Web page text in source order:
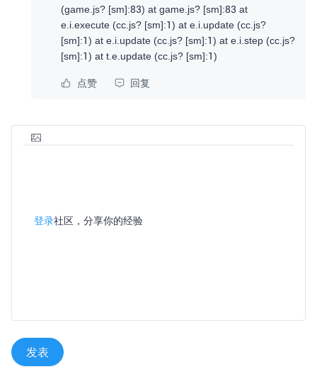
(game.js? [sm]:83) at game.js? [sm]:83 at
e.i.execute (cc.js? [sm]:1) at e.i.update (cc.js?
[sm]:1) at e.i.update (cc.js? [sm]:1) at e.i.step (cc.js?
[sm]:1) at t.e.update (cc.js? [sm]:1)
点赞 回复
登录社区，分享你的经验
发表